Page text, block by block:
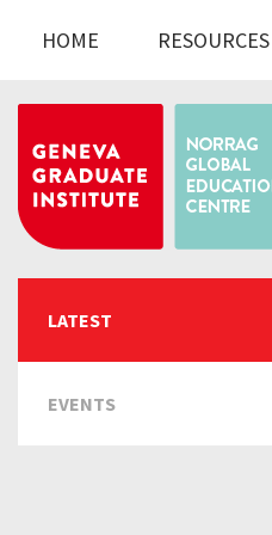
HOME RESOURCES
LATEST
EVENTS